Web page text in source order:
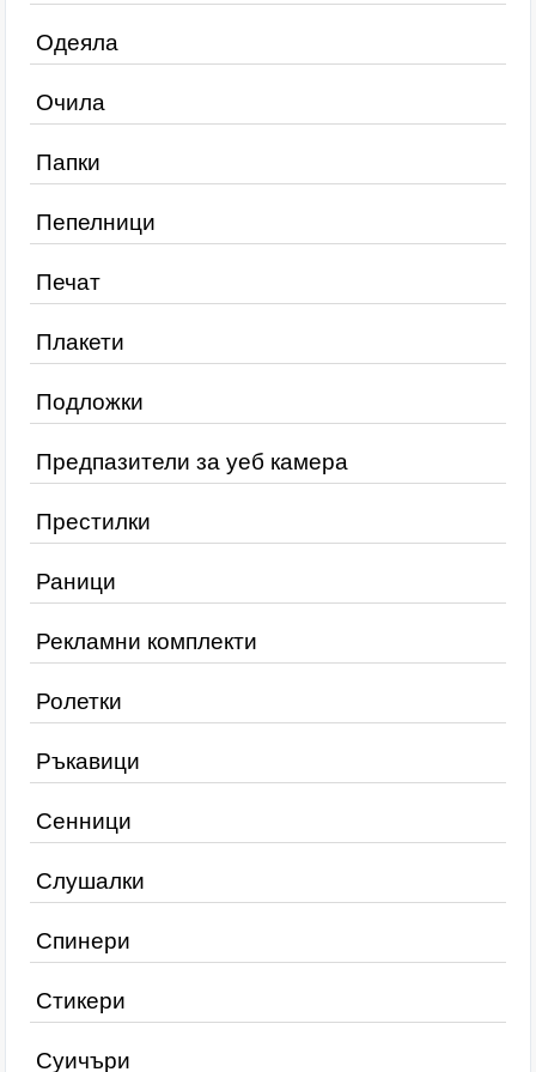
Одеяла
Очила
Папки
Пепелници
Печат
Плакети
Подложки
Предпазители за уеб камера
Престилки
Раници
Рекламни комплекти
Ролетки
Ръкавици
Сенници
Слушалки
Спинери
Стикери
Суичъри